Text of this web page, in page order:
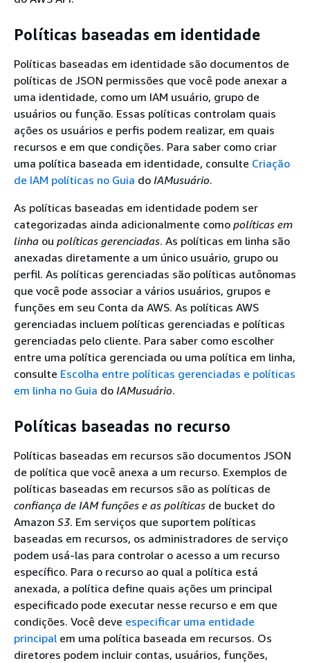
Políticas baseadas em identidade
Políticas baseadas em identidade são documentos de
políticas de JSON permissões que você pode anexar a
uma identidade, como um IAM usuário, grupo de
usuários ou função. Essas políticas controlam quais
ações os usuários e perfis podem realizar, em quais
recursos e em que condições. Para saber como criar
uma política baseada em identidade, consulte Criação
de IAM políticas no Guia do IAMusuário.
As políticas baseadas em identidade podem ser
categorizadas ainda adicionalmente como políticas em
linha ou políticas gerenciadas. As políticas em linha são
anexadas diretamente a um único usuário, grupo ou
perfil. As políticas gerenciadas são políticas autônomas
que você pode associar a vários usuários, grupos e
funções em seu Conta da AWS. As políticas AWS
gerenciadas incluem políticas gerenciadas e políticas
gerenciadas pelo cliente. Para saber como escolher
entre uma política gerenciada ou uma política em linha,
consulte Escolha entre políticas gerenciadas e políticas
em linha no Guia do IAMusuário.
Políticas baseadas no recurso
Políticas baseadas em recursos são documentos JSON
de política que você anexa a um recurso. Exemplos de
políticas baseadas em recursos são as políticas de
confiança de IAM funções e as políticas de bucket do
Amazon S3. Em serviços que suportem políticas
baseadas em recursos, os administradores de serviço
podem usá-las para controlar o acesso a um recurso
específico. Para o recurso ao qual a política está
anexada, a política define quais ações um principal
especificado pode executar nesse recurso e em que
condições. Você deve especificar uma entidade
principal em uma política baseada em recursos. Os
diretores podem incluir contas, usuários, funções,